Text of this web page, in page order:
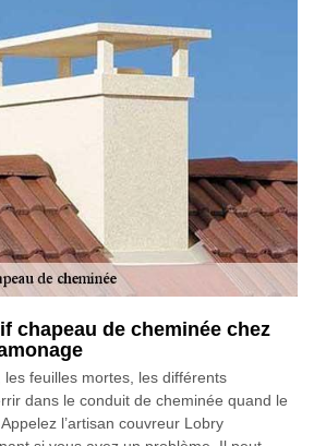
chapeau de cheminée chez
feuilles mortes, les différents
dans le conduit de cheminée quand le
l’artisan couvreur Lobry